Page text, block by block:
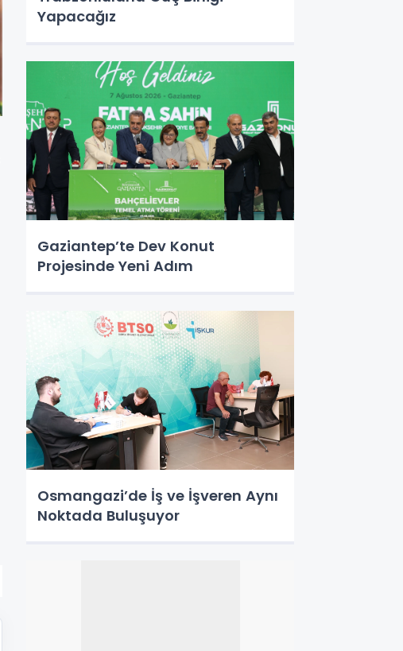
Yapacağız
Gaziantep’te Dev Konut
Projesinde Yeni Adım
Osmangazi’de İş ve İşveren Aynı
Noktada Buluşuyor